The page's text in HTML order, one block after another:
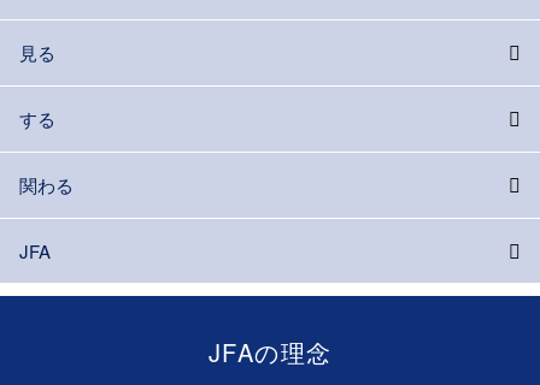
見る
する
関わる
JFA
JFAの理念